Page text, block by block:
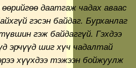
даатгаж чадах аваас
гэсэн байдаг. Бурханлаг
гэж байдаггүй. Гэхдээ
эрчүүд шиг хүч чадалтай
хүүхдээ тэжээн бойжуулж